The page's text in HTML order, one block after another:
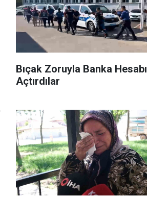
Bıçak Zoruyla Banka Hesabı
Açtırdılar